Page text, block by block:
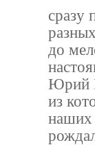
сразу
до
Юрий
из
наших